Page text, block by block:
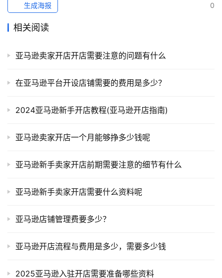
0
生成海报
相关阅读
亚马逊卖家开店开店需要注意的问题有什么
在亚马逊平台开设店铺需要的费用是多少？
2024亚马逊新手开店教程(亚马逊开店指南)
亚马逊卖家开店一个月能够挣多少钱呢
亚马逊新手卖家开店前期需要注意的细节有什么
亚马逊新手卖家开店需要什么资料呢
亚马逊店铺管理费要多少？
亚马逊开店流程与费用是多少，需要多少钱
2025亚马逊入驻开店需要准备哪些资料